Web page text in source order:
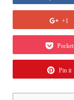
+1
Pocket
Pin it